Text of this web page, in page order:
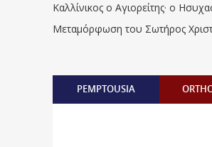
Καλλίνικος ο Αγιορείτης · ο
Μεταμόρφωση του Σωτήρος
PEMPTOUSIA